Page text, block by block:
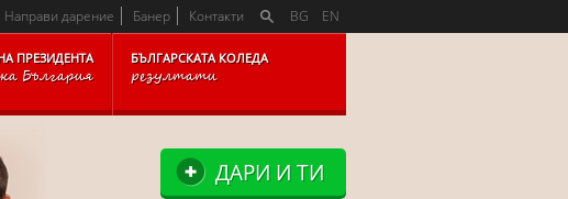
BG EN
Направи дарение Банер Контакти
ПРЕЗИДЕНТА
България
БЪЛГАРСКАТА КОЛЕДА
резултати
ДАРИ И ТИ